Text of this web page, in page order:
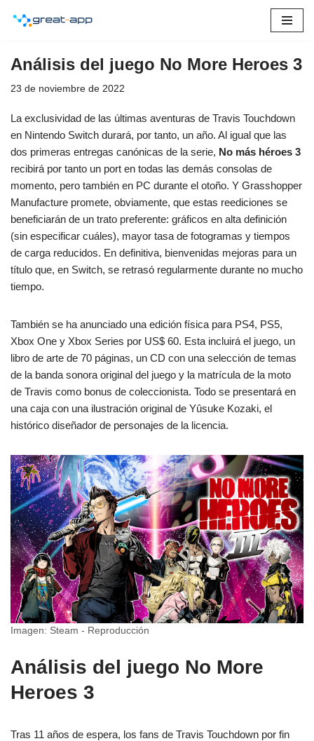
contenido
Análisis del juego No More Heroes 3
23 de noviembre de 2022
La exclusividad de las últimas aventuras de Travis Touchdown
en Nintendo Switch durará, por tanto, un año. Al igual que las
dos primeras entregas canónicas de la serie, No más héroes 3
recibirá por tanto un port en todas las demás consolas de
momento, pero también en PC durante el otoño. Y Grasshopper
Manufacture promete, obviamente, que estas reediciones se
beneficiarán de un trato preferente: gráficos en alta definición
(sin especificar cuáles), mayor tasa de fotogramas y tiempos
de carga reducidos. En definitiva, bienvenidas mejoras para un
título que, en Switch, se retrasó regularmente durante no mucho
tiempo.
También se ha anunciado una edición física para PS4, PS5,
Xbox One y Xbox Series por US$ 60. Esta incluirá el juego, un
libro de arte de 70 páginas, un CD con una selección de temas
de la banda sonora original del juego y la matrícula de la moto
de Travis como bonus de coleccionista. Todo se presentará en
una caja con una ilustración original de Yûsuke Kozaki, el
histórico diseñador de personajes de la licencia.
Imagen: Steam - Reproducción
Análisis del juego No More
Heroes 3
Tras 11 años de espera, los fans de Travis Touchdown por fin